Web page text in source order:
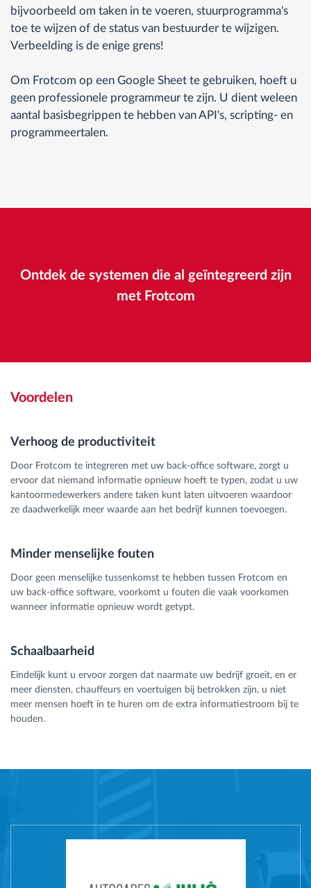
bijvoorbeeld om taken in te voeren, stuurprogramma's
toe te wijzen of de status van bestuurder te wijzigen.
Verbeelding is de enige grens!
Om Frotcom op een Google Sheet te gebruiken, hoeft u
geen professionele programmeur te zijn. U dient weleen
aantal basisbegrippen te hebben van API's, scripting- en
programmeertalen.
Ontdek de systemen die al geïntegreerd zijn
met Frotcom
Voordelen
Verhoog de productiviteit
Door Frotcom te integreren met uw back-office software, zorgt u
ervoor dat niemand informatie opnieuw hoeft te typen, zodat u uw
kantoormedewerkers andere taken kunt laten uitvoeren waardoor
ze daadwerkelijk meer waarde aan het bedrijf kunnen toevoegen.
Minder menselijke fouten
Door geen menselijke tussenkomst te hebben tussen Frotcom en
uw back-office software, voorkomt u fouten die vaak voorkomen
wanneer informatie opnieuw wordt getypt.
Schaalbaarheid
Eindelijk kunt u ervoor zorgen dat naarmate uw bedrijf groeit, en er
meer diensten, chauffeurs en voertuigen bij betrokken zijn, u niet
meer mensen hoeft in te huren om de extra informatiestroom bij te
houden.